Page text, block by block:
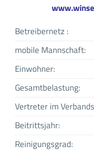
Betreibernetz :
mobile Mannschaft:
Einwohner:
Gesamtbelastung:
Vertreter im
Beitrittsjahr:
Reinigungsgrad: